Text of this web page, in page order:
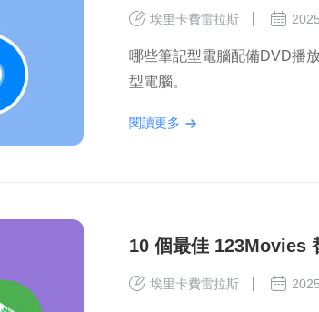
埃里卡費雷拉斯
哪些筆記型電腦配備DVD播
型電腦。
閱讀更多
10 個最佳 123Movies
埃里卡費雷拉斯